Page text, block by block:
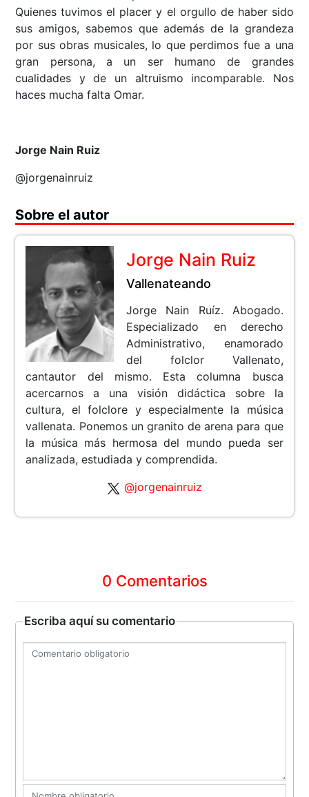
Quienes tuvimos el placer y el orgullo de haber sido
sus amigos, sabemos que además de la grandeza
por sus obras musicales, lo que perdimos fue a una
gran persona, a un ser humano de grandes
cualidades y de un altruismo incomparable. Nos
haces mucha falta Omar.
Jorge Nain Ruiz
@jorgenainruiz
Sobre el autor
Jorge Nain Ruiz
Vallenateando
Jorge Nain Ruíz. Abogado.
Especializado en derecho
Administrativo, enamorado
del folclor Vallenato,
cantautor del mismo. Esta columna busca
acercarnos a una visión didáctica sobre la
cultura, el folclore y especialmente la música
vallenata. Ponemos un granito de arena para que
la música más hermosa del mundo pueda ser
analizada, estudiada y comprendida.
@jorgenainruiz
0 Comentarios
Escriba aquí su comentario